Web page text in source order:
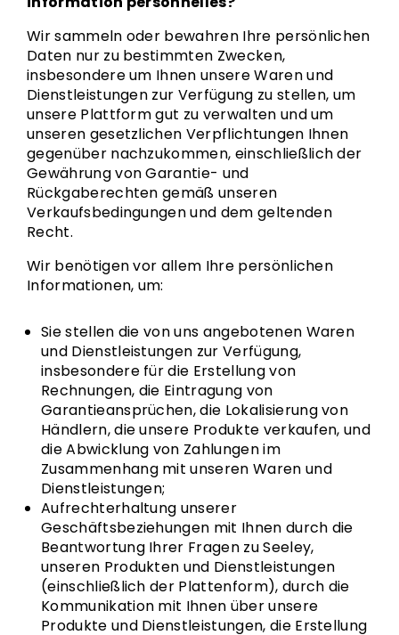
Wir sammeln oder bewahren Ihre persönlichen
Daten nur zu bestimmten Zwecken,
insbesondere um Ihnen unsere Waren und
Dienstleistungen zur Verfügung zu stellen, um
unsere Plattform gut zu verwalten und um
unseren gesetzlichen Verpflichtungen Ihnen
gegenüber nachzukommen, einschließlich der
Gewährung von Garantie- und
Rückgaberechten gemäß unseren
Verkaufsbedingungen und dem geltenden
Recht.
Wir benötigen vor allem Ihre persönlichen
Informationen, um:
Sie stellen die von uns angebotenen Waren
und Dienstleistungen zur Verfügung,
insbesondere für die Erstellung von
Rechnungen, die Eintragung von
Garantieansprüchen, die Lokalisierung von
Händlern, die unsere Produkte verkaufen, und
die Abwicklung von Zahlungen im
Zusammenhang mit unseren Waren und
Dienstleistungen;
Aufrechterhaltung unserer
Geschäftsbeziehungen mit Ihnen durch die
Beantwortung Ihrer Fragen zu Seeley,
unseren Produkten und Dienstleistungen
(einschließlich der Plattenform), durch die
Kommunikation mit Ihnen über unsere
Produkte und Dienstleistungen, die Erstellung